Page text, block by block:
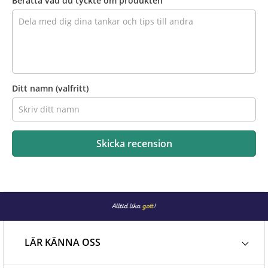
Ditt namn (valfritt)
Skicka recension
LÄR KÄNNA OSS